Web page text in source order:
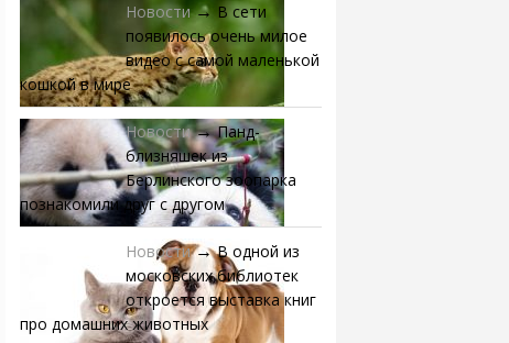
Новости → В сети
появилось очень милое
видео с самой маленькой
кошкой в мире
Новости → Панд-
близняшек из
Берлинского зоопарка
познакомили друг с другом
Новости → В одной из
московских библиотек
откроется выставка книг
про домашних животных